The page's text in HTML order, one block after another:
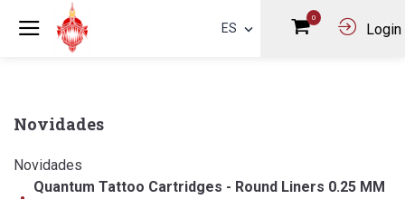
ES
0
Login
Novidades
Novidades
Quantum Tattoo Cartridges - Round Liners 0.25 MM